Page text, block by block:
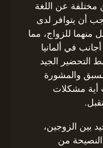
مختلفة عن اللغة
أن يتوافر لدى
منهما للزواج، مما
في ألمانيا
التحضير الجيد
والمشورة
أية مشكلات
بين الزوجين،
من